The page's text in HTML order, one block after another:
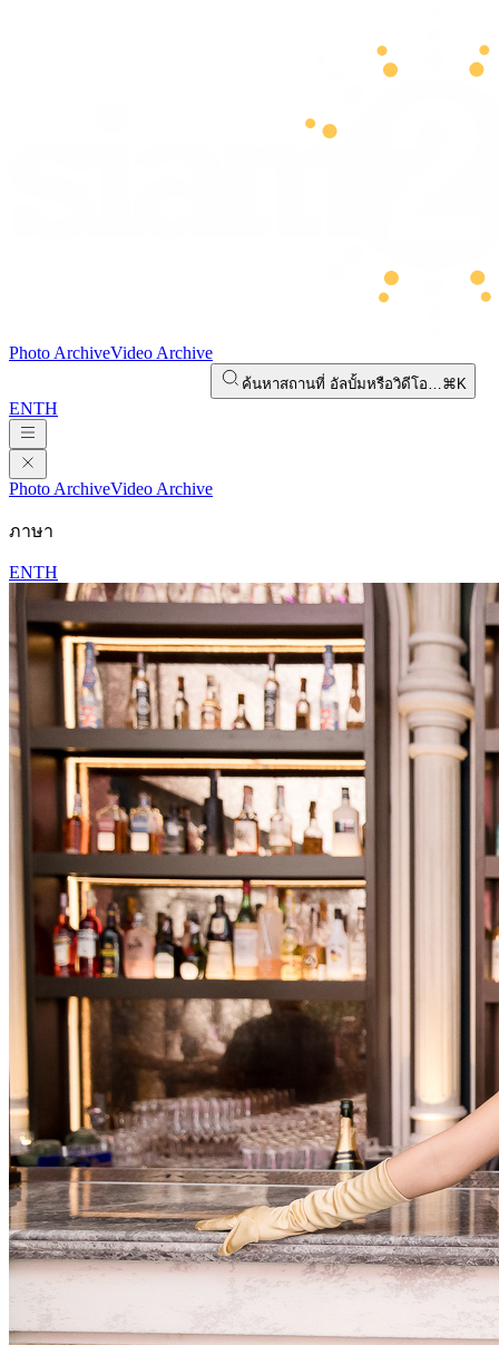
Photo ArchiveVideo Archive
ค้นหาสถานที่ อัลบั้มหรือวิดีโอ…⌘K
ENTH
Photo ArchiveVideo Archive
ภาษา
ENTH